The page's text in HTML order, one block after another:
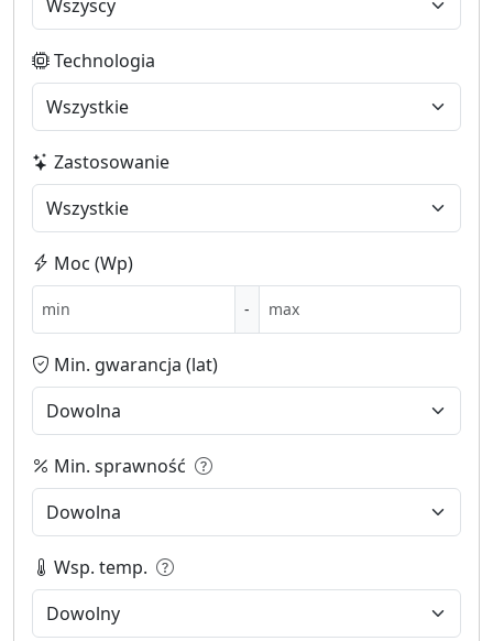
Technologia
Zastosowanie
Moc (Wp)
-
Min. gwarancja (lat)
Min. sprawność
Wsp. temp.